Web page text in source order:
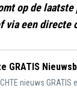
op de
via een directe
GRATIS
nieuws